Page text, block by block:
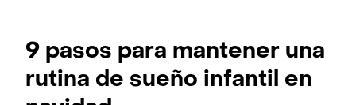
9 pasos para mantener una
rutina de sueño infantil en